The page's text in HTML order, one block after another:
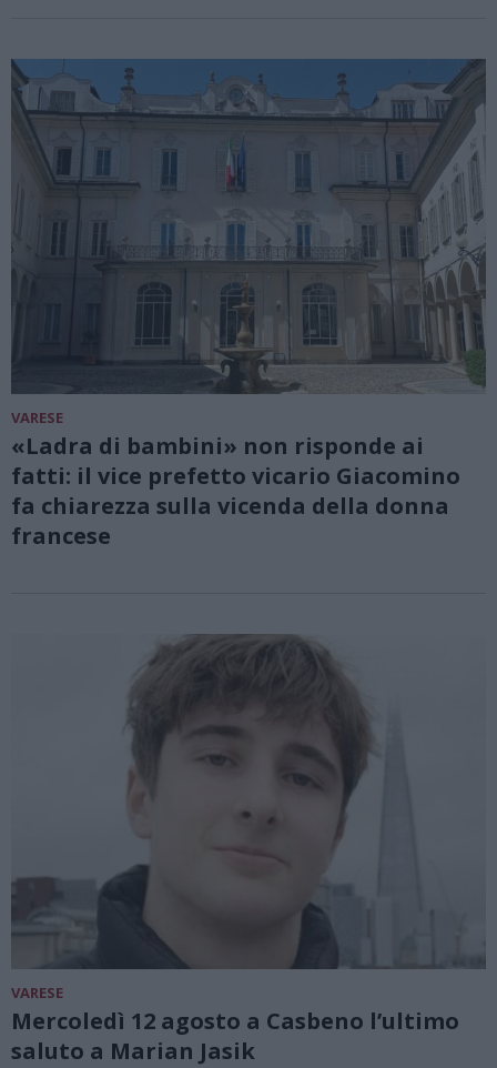
VARESE
«Ladra di bambini» non risponde ai
fatti: il vice prefetto vicario Giacomino
fa chiarezza sulla vicenda della donna
francese
VARESE
Mercoledì 12 agosto a Casbeno l’ultimo
saluto a Marian Jasik